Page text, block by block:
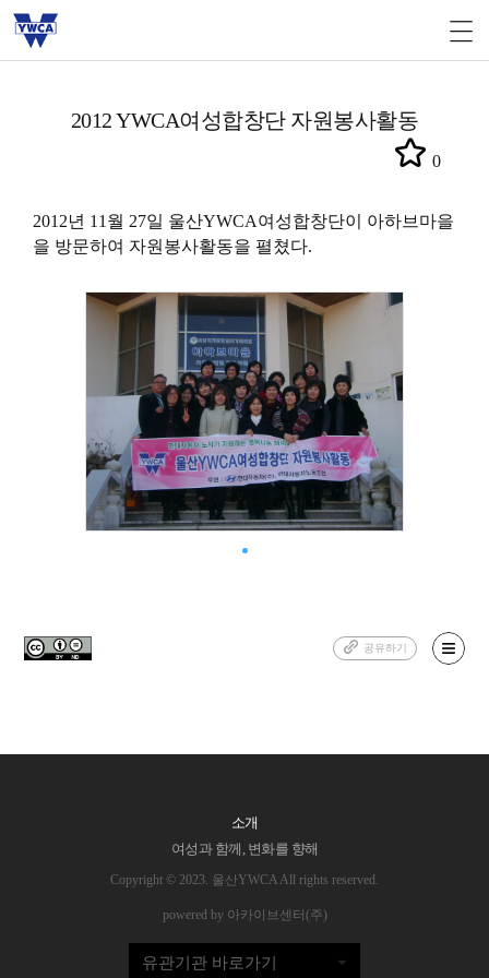
2012 YWCA여성합창단 자원봉사활동
0
2012년 11월 27일 울산YWCA여성합창단이 아하브마을
을 방문하여 자원봉사활동을 펼쳤다.
공유하기
소개
여성과 함께, 변화를 향해
Copyright © 2023. 울산YWCA All rights reserved.
powered by 아카이브센터(주)
유관기관 바로가기